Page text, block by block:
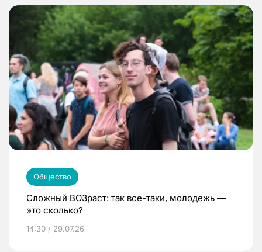
Общество
Сложный ВОЗраст: так все-таки, молодежь —
это сколько?
14:30 / 29.07.26